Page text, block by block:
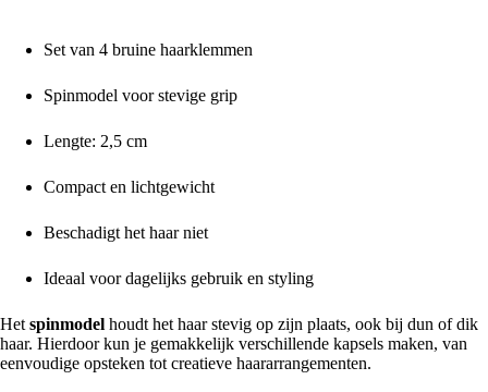
Set van 4 bruine haarklemmen
Spinmodel voor stevige grip
Lengte: 2,5 cm
Compact en lichtgewicht
Beschadigt het haar niet
Ideaal voor dagelijks gebruik en styling
Het spinmodel houdt het haar stevig op zijn plaats, ook bij dun of dik
haar. Hierdoor kun je gemakkelijk verschillende kapsels maken, van
eenvoudige opsteken tot creatieve haararrangementen.